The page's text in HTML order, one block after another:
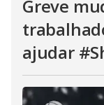
Greve
ajudar